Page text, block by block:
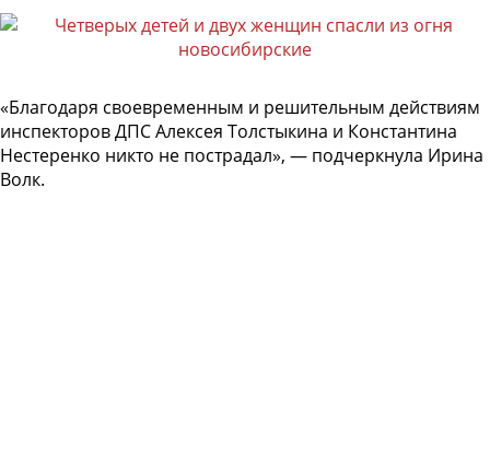
«Благодаря своевременным и решительным действиям
инспекторов ДПС Алексея Толстыкина и Константина
Нестеренко никто не пострадал», — подчеркнула Ирина
Волк.